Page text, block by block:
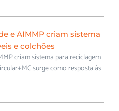
e AIMMP criam sistema
e colchões
criam sistema para reciclagem
surge como resposta às